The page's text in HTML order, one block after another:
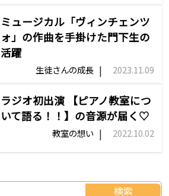
ミュージカル「ヴィンチェンツ
ォ」の作曲を手掛けた門下生の
活躍
生徒さんの成長 | 2023.11.09
ラジオ初出演 【ピアノ教室につ
いて語る！！】の音源が届く♡
教室の想い | 2022.10.02